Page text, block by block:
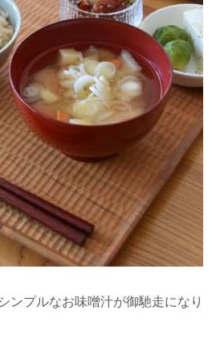
ンプルなお味噌汁が御馳走になり